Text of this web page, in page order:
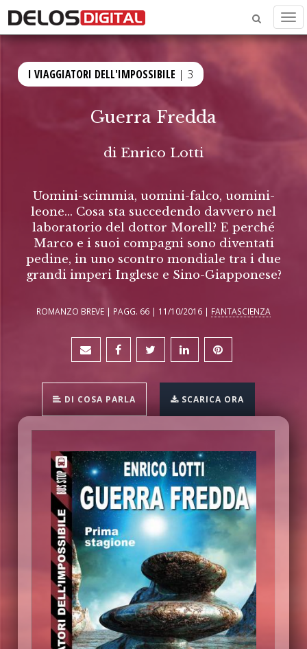
I VIAGGIATORI DELL'IMPOSSIBILE | 3
Guerra Fredda
di Enrico Lotti
Uomini-scimmia, uomini-falco, uomini-
leone… Cosa sta succedendo davvero nel
laboratorio del dottor Morell? E perché
Marco e i suoi compagni sono diventati
pedine, in uno scontro mondiale tra i due
grandi imperi Inglese e Sino-Giapponese?
ROMANZO BREVE | PAGG. 66 | 11/10/2016 | FANTASCIENZA
DI COSA PARLA SCARICA ORA